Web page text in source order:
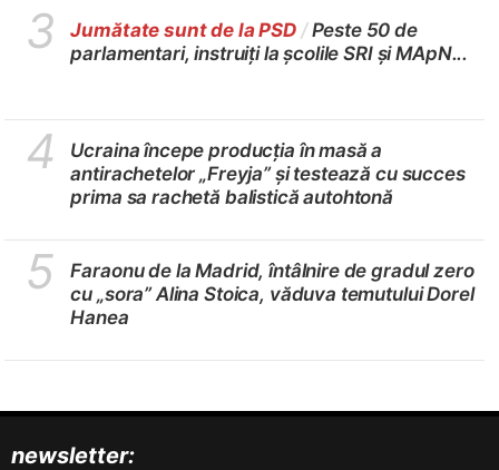
3 Jumătate sunt de la PSD / Peste 50 de
parlamentari, instruiți la școlile SRI și MApN...
4
Ucraina începe producția în masă a
antirachetelor „Freyja” și testează cu succes
prima sa rachetă balistică autohtonă
5
Faraonu de la Madrid, întâlnire de gradul zero
cu „sora” Alina Stoica, văduva temutului Dorel
Hanea
newsletter: